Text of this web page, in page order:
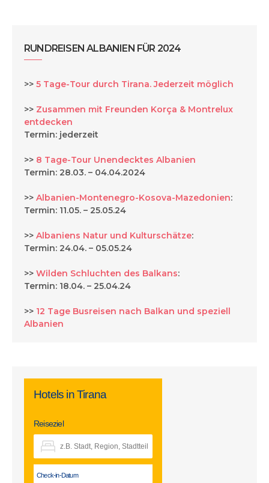
RUNDREISEN ALBANIEN FÜR 2024
>> 5 Tage-Tour durch Tirana. Jederzeit möglich
>> Zusammen mit Freunden Korça & Montrelux
entdecken
Termin: jederzeit
>> 8 Tage-Tour Unendecktes Albanien
Termin: 28.03. – 04.04.2024
>> Albanien-Montenegro-Kosova-Mazedonien:
Termin: 11.05. – 25.05.24
>> Albaniens Natur und Kulturschätze:
Termin: 24.04. – 05.05.24
>> Wilden Schluchten des Balkans:
Termin: 18.04. – 25.04.24
>> 12 Tage Busreisen nach Balkan und speziell
Albanien
Hotels in Tirana
Reiseziel
Check-in-Datum